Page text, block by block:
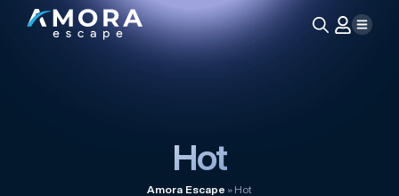
Hot
Amora Escape » Hot